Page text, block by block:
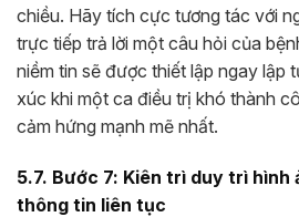
chiều. Hãy tích cực tương tác với
trực tiếp trả lời một câu hỏi của
niềm tin sẽ được thiết lập ngay lập
xúc khi một ca điều trị khó thành
cảm hứng mạnh mẽ nhất.
5.7. Bước 7: Kiên trì duy trì hình
thông tin liên tục